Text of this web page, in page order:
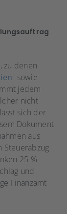
zu denen
- sowie
jedem
nicht
sich der
Dokument
aus
Steuerabzug
25 %
und
Finanzamt